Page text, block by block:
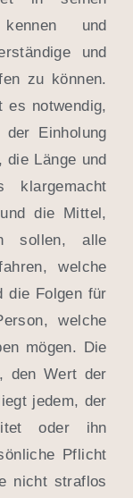
kennen und
und
zu können.
es notwendig,
Einholung
Länge und
klargemacht
die Mittel,
sollen, alle
welche
die Folgen für
welche
mögen. Die
den Wert der
jedem, der
oder ihn
Pflicht
nicht straflos